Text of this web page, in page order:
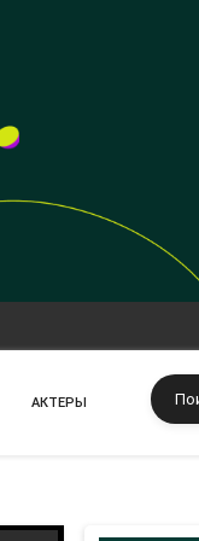
АКТЕРЫ